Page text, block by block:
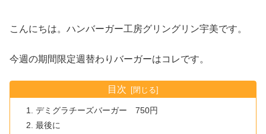
こんにちは。ハンバーガー工房グリングリン宇美です。
今週の期間限定週替わりバーガーはコレです。
目次
デミグラチーズバーガー 750円
最後に